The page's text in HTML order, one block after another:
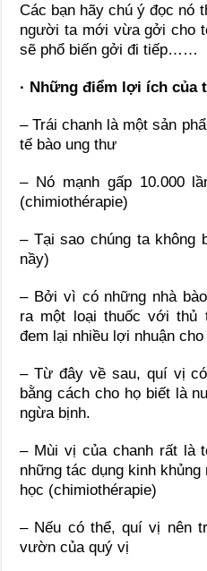
Các bạn hãy chú ý đọc nó
người ta mới vừa gởi cho
sẽ phổ biến gởi đi tiếp……
· Những điểm lợi ích của
– Trái chanh là một sản
tế bào ung thư
– Nó mạnh gấp 10.000
(chimiothérapie)
– Tại sao chúng ta không
nầy)
– Bởi vì có những nhà
ra một loại thuốc với thủ
đem lại nhiều lợi nhuận
– Từ đây về sau, quí vị
bằng cách cho họ biết là
ngừa bịnh.
– Mùi vị của chanh rất là
những tác dụng kinh
học (chimiothérapie)
– Nếu có thể, quí vị nên
vườn của quý vị